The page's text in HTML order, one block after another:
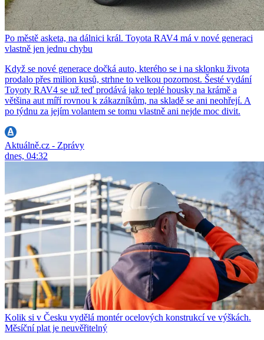
Po městě asketa, na dálnici král. Toyota RAV4 má v nové generaci
vlastně jen jednu chybu
Když se nové generace dočká auto, kterého se i na sklonku života
prodalo přes milion kusů, strhne to velkou pozornost. Šesté vydání
Toyoty RAV4 se už teď prodává jako teplé housky na krámě a
většina aut míří rovnou k zákazníkům, na skladě se ani neohřejí. A
po týdnu za jejím volantem se tomu vlastně ani nejde moc divit.
Aktuálně.cz - Zprávy
dnes, 04:32
Kolik si v Česku vydělá montér ocelových konstrukcí ve výškách.
Měsíční plat je neuvěřitelný